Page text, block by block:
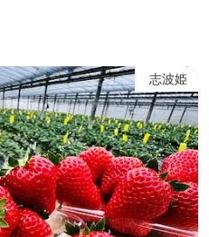
やさしく、美容効果があり
る「炭焼き藤太」夫妻にち
にはその妻「おこや」の名
は信楽焼陶板で「小迫の延
志波姫